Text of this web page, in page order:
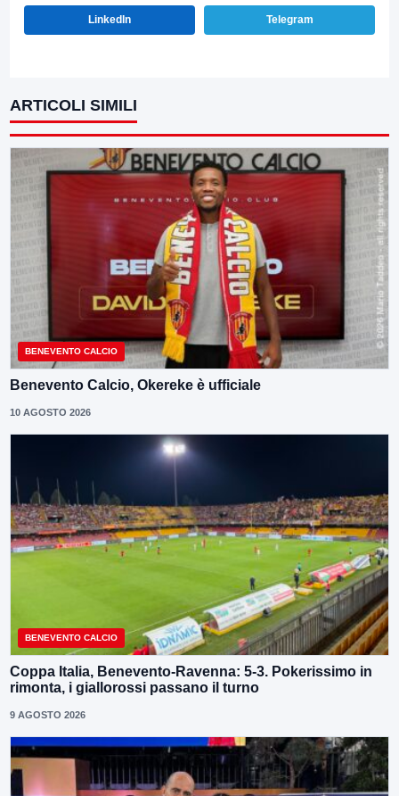
LinkedIn Telegram
ARTICOLI SIMILI
BENEVENTO CALCIO
Benevento Calcio, Okereke è ufficiale
10 AGOSTO 2026
BENEVENTO CALCIO
Coppa Italia, Benevento-Ravenna: 5-3. Pokerissimo in
rimonta, i giallorossi passano il turno
9 AGOSTO 2026